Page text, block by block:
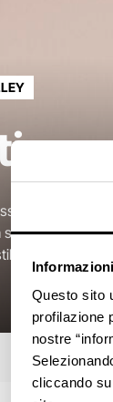
Questo sito
profilazione
nostre
cliccando
attraverso
italiano senza